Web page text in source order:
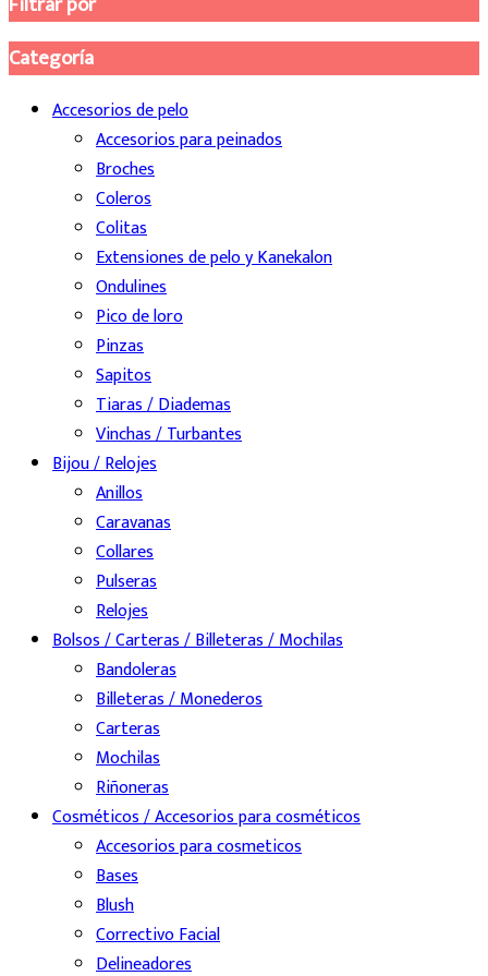
Categoría
Accesorios de pelo
Accesorios para peinados
Broches
Coleros
Colitas
Extensiones de pelo y Kanekalon
Ondulines
Pico de loro
Pinzas
Sapitos
Tiaras / Diademas
Vinchas / Turbantes
Bijou / Relojes
Anillos
Caravanas
Collares
Pulseras
Relojes
Bolsos / Carteras / Billeteras / Mochilas
Bandoleras
Billeteras / Monederos
Carteras
Mochilas
Riñoneras
Cosméticos / Accesorios para cosméticos
Accesorios para cosmeticos
Bases
Blush
Correctivo Facial
Delineadores